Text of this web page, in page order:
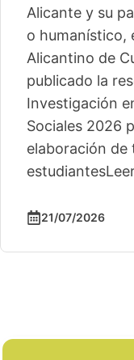
Alicante y su
o humanístico,
Alicantino de
publicado la
Investigación
Sociales 2026
elaboración de
estudiantes
21/07/2026